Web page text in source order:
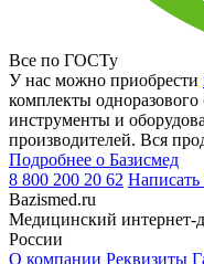
Все по ГОСТу
У нас можно приобрести
комплекты
инструменты и
производителей. Вся
Подробнее о Базисмед
8 800 200 20 62 Написать
Bazismed.ru
Медицинский интернет-
России
О компании Реквизиты